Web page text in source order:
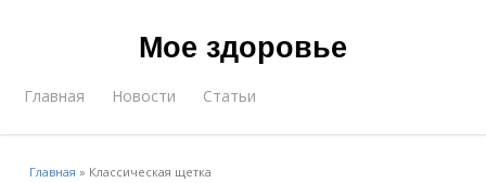
Мое здоровье
Главная Новости Статьи
Главная » Классическая щетка